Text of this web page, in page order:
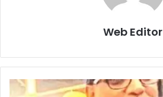
Web Editor